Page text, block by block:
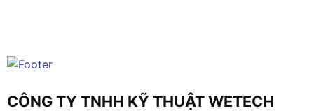
CÔNG TY TNHH KỸ THUẬT WETECH